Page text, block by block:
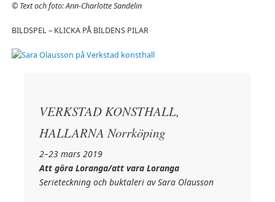
© Text och foto: Ann-Charlotte Sandelin
BILDSPEL – KLICKA PÅ BILDENS PILAR
VERKSTAD KONSTHALL,
HALLARNA Norrköping
2–23 mars 2019
Att göra Loranga/att vara Loranga
Serieteckning och buktaleri av Sara Olausson